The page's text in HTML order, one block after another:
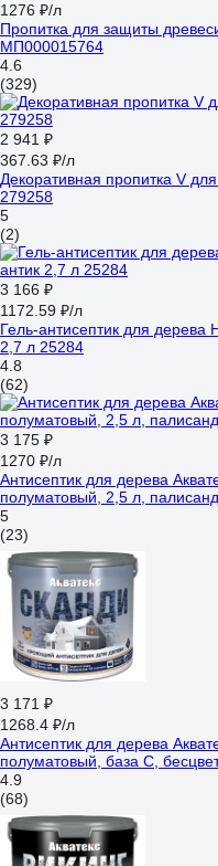
1276 ₽/л
Пропитка для защиты
МП000015764
4.6
(329)
2 941 ₽
367.63 ₽/л
Декоративная пропитка V
279258
5
(2)
3 166 ₽
1172.59 ₽/л
Гель-антисептик для дерева
2,7 л 25284
4.8
(62)
3 175 ₽
1270 ₽/л
Антисептик для дерева
полуматовый, 2,5 л,
5
(23)
3 171 ₽
1268.4 ₽/л
Антисептик для дерева
полуматовый, база C,
4.9
(68)